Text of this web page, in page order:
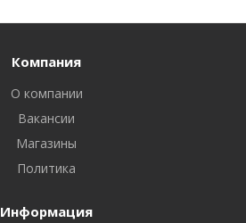
Компания
О компании
Вакансии
Магазины
Политика
Информация